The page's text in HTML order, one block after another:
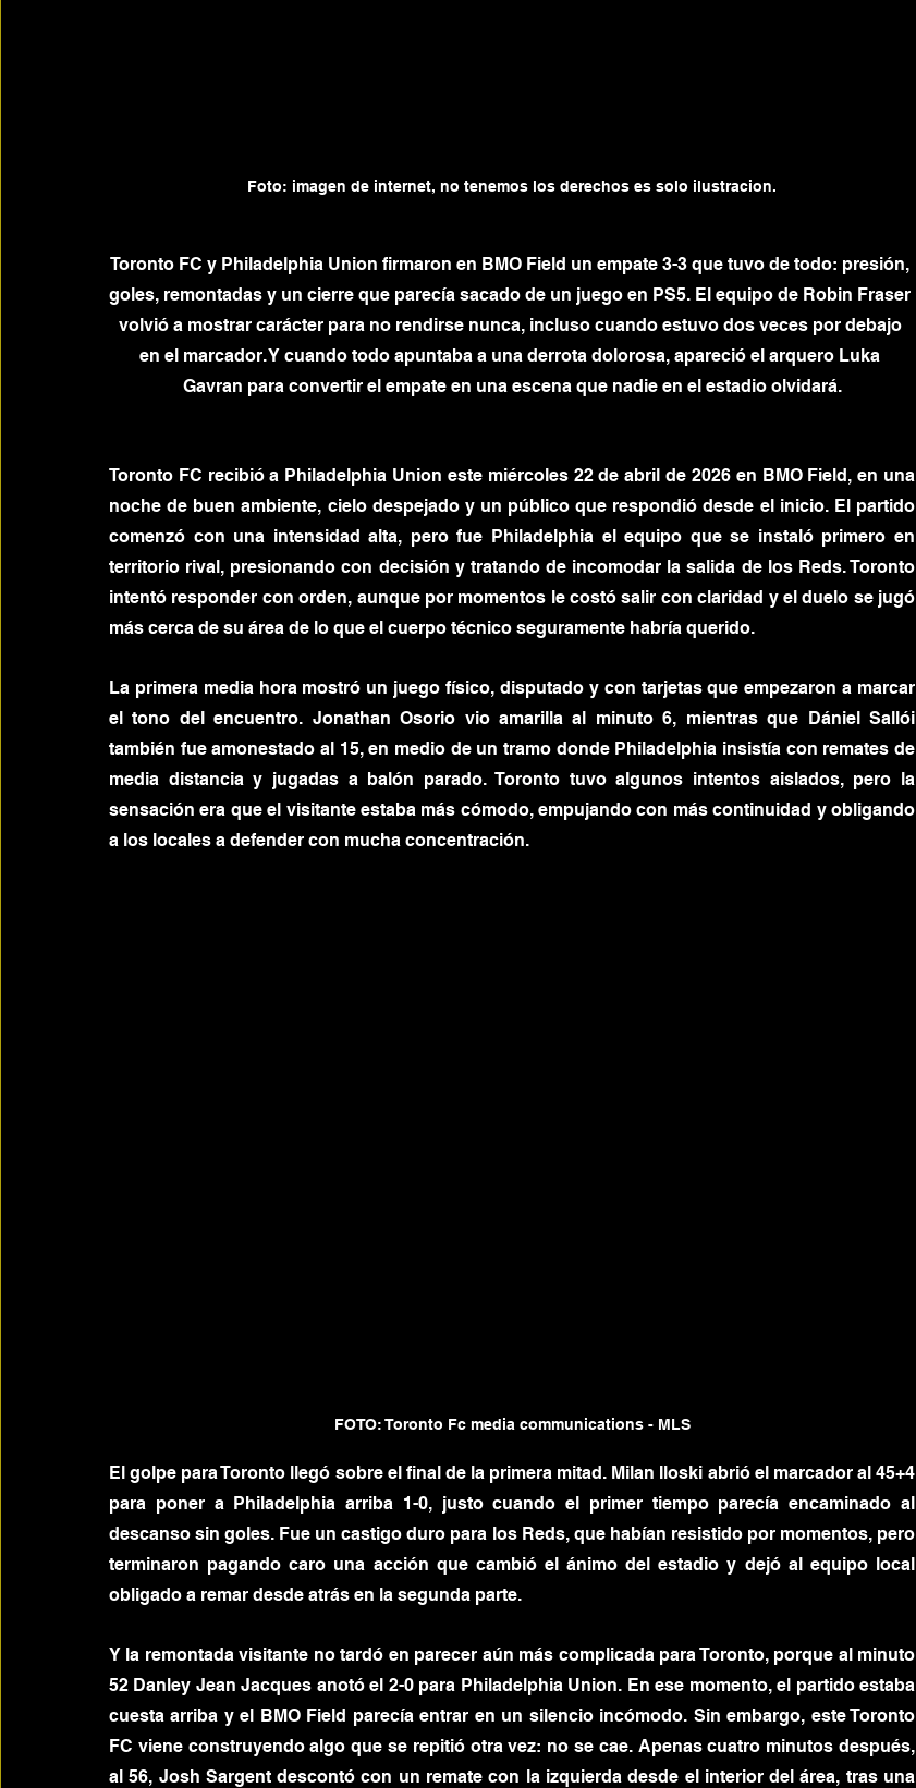
Foto: imagen de internet, no tenemos los derechos es solo ilustracion.
Toronto FC y Philadelphia Union firmaron en BMO Field un empate 3-3 que tuvo de todo: presión,
goles, remontadas y un cierre que parecía sacado de un juego en PS5. El equipo de Robin Fraser
volvió a mostrar carácter para no rendirse nunca, incluso cuando estuvo dos veces por debajo
en el marcador. Y cuando todo apuntaba a una derrota dolorosa, apareció el arquero Luka
Gavran para convertir el empate en una escena que nadie en el estadio olvidará.
Toronto FC recibió a Philadelphia Union este miércoles 22 de abril de 2026 en BMO Field, en una
noche de buen ambiente, cielo despejado y un público que respondió desde el inicio. El partido
comenzó con una intensidad alta, pero fue Philadelphia el equipo que se instaló primero en
territorio rival, presionando con decisión y tratando de incomodar la salida de los Reds. Toronto
intentó responder con orden, aunque por momentos le costó salir con claridad y el duelo se jugó
más cerca de su área de lo que el cuerpo técnico seguramente habría querido.
La primera media hora mostró un juego físico, disputado y con tarjetas que empezaron a marcar
el tono del encuentro. Jonathan Osorio vio amarilla al minuto 6, mientras que Dániel Sallói
también fue amonestado al 15, en medio de un tramo donde Philadelphia insistía con remates de
media distancia y jugadas a balón parado. Toronto tuvo algunos intentos aislados, pero la
sensación era que el visitante estaba más cómodo, empujando con más continuidad y obligando
a los locales a defender con mucha concentración.
FOTO: Toronto Fc media communications - MLS
El golpe para Toronto llegó sobre el final de la primera mitad. Milan Iloski abrió el marcador al 45+4
para poner a Philadelphia arriba 1-0, justo cuando el primer tiempo parecía encaminado al
descanso sin goles. Fue un castigo duro para los Reds, que habían resistido por momentos, pero
terminaron pagando caro una acción que cambió el ánimo del estadio y dejó al equipo local
obligado a remar desde atrás en la segunda parte.
Y la remontada visitante no tardó en parecer aún más complicada para Toronto, porque al minuto
52 Danley Jean Jacques anotó el 2-0 para Philadelphia Union. En ese momento, el partido estaba
cuesta arriba y el BMO Field parecía entrar en un silencio incómodo. Sin embargo, este Toronto
FC viene construyendo algo que se repitió otra vez: no se cae. Apenas cuatro minutos después,
al 56, Josh Sargent descontó con un remate con la izquierda desde el interior del área, tras una